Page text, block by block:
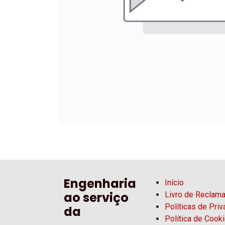
Engenharia
ao serviço
da
Início
Livro de
Políticas de
Política de